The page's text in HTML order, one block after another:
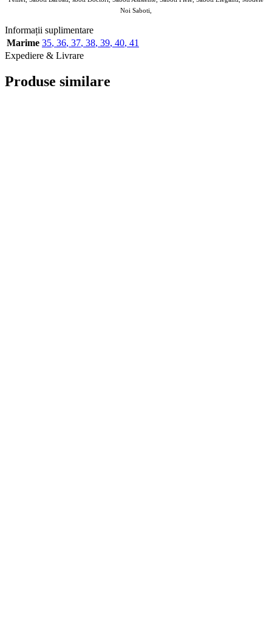
Noi Saboti,
Informații suplimentare
Marime 35, 36, 37, 38, 39, 40, 41
Expediere & Livrare
Produse similare